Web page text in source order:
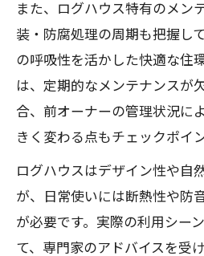
また、ログハウス特有のメン
装・防腐処理の周期も把握し
の呼吸性を活かした快適な住
は、定期的なメンテナンスが
合、前オーナーの管理状況に
きく変わる点もチェックポイン
ログハウスはデザイン性や自
が、日常使いには断熱性や防
が必要です。実際の利用シー
て、専門家のアドバイスを受